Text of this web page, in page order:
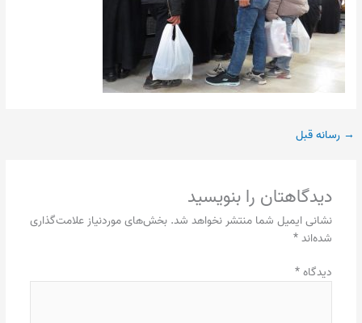
→ رسانه قبل
دیدگاهتان را بنویسید
نشانی ایمیل شما منتشر نخواهد شد. بخش‌های موردنیاز علامت‌گذاری
شده‌اند*
دیدگاه*